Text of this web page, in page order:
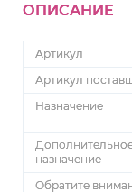
ОПИСАНИЕ
Артикул
Артикул
Назначение
назначение
Обратите